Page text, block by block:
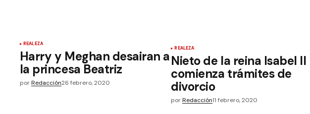
REALEZA
Harry y Meghan desairan a
la princesa Beatriz
porRedacción26 febrero, 2020
REALEZA
Nieto de la reina Isabel II
comienza trámites de
divorcio
por Redacción11 febrero, 2020